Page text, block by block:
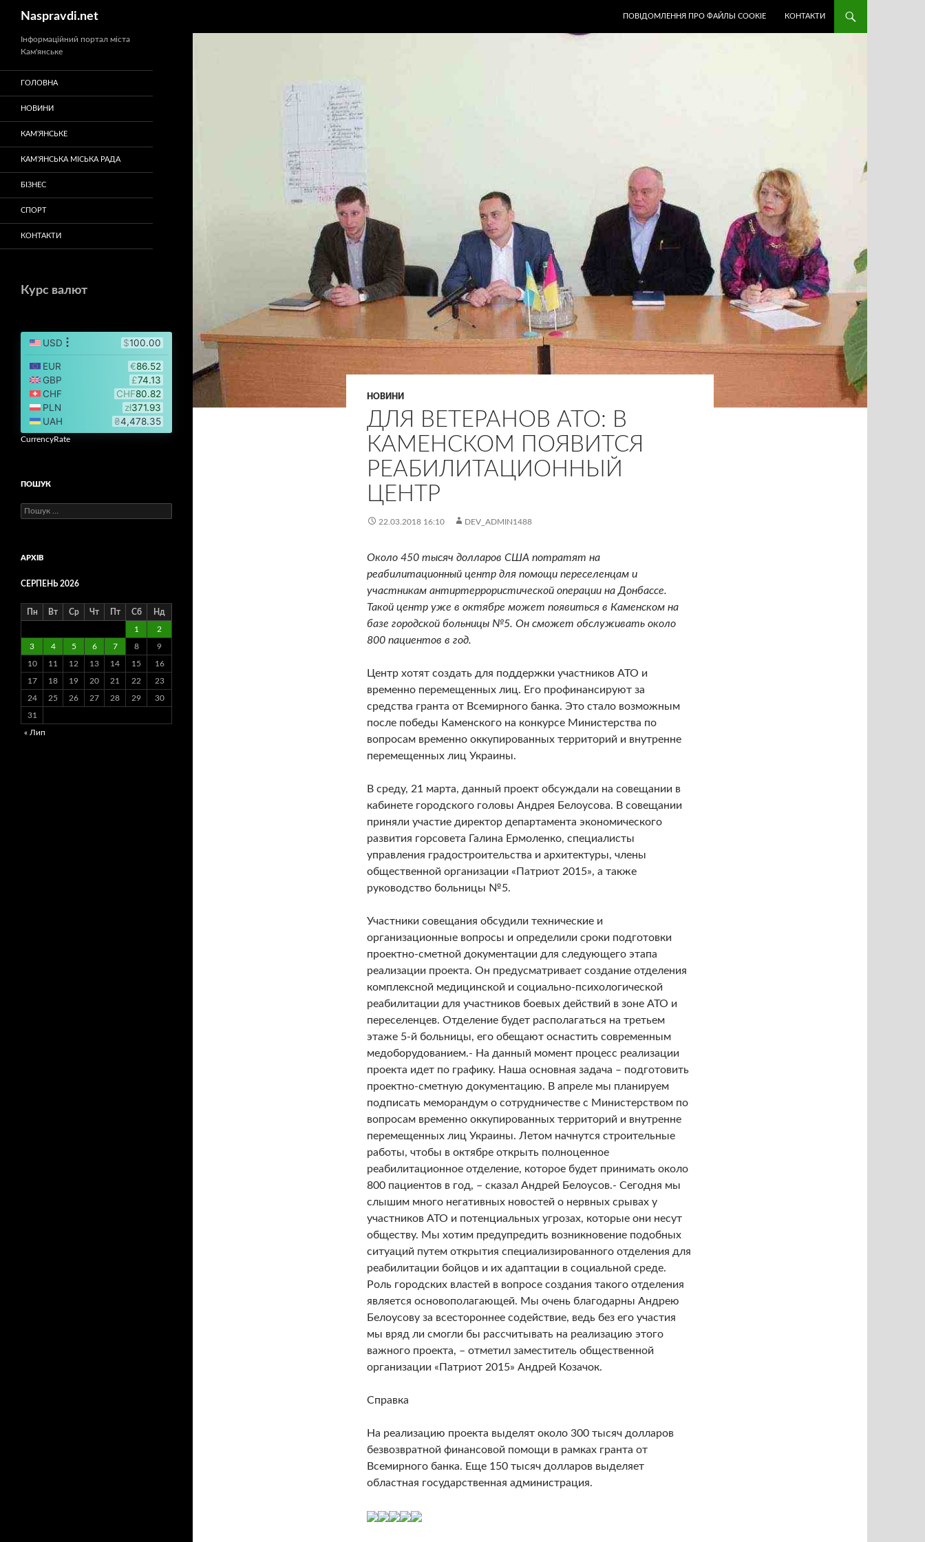
Перейти
вмісту
Naspravdi.net ПОВІДОМЛЕННЯ ПРО ФАЙЛЫ COOKIE КОНТАКТИ
НОВИНИ
ДЛЯ ВЕТЕРАНОВ АТО: В
КАМЕНСКОМ ПОЯВИТСЯ
РЕАБИЛИТАЦИОННЫЙ
ЦЕНТР
22.03.2018 16:10 DEV_ADMIN1488
Около 450 тысяч долларов США потратят на
реабилитационный центр для помощи переселенцам и
участникам антиртеррористической операции на Донбассе.
Такой центр уже в октябре может появиться в Каменском на
базе городской больницы №5. Он сможет обслуживать около
800 пациентов в год.
Центр хотят создать для поддержки участников АТО и
временно перемещенных лиц. Его профинансируют за
средства гранта от Всемирного банка. Это стало возможным
после победы Каменского на конкурсе Министерства по
вопросам временно оккупированных территорий и внутренне
перемещенных лиц Украины.
В среду, 21 марта, данный проект обсуждали на совещании в
кабинете городского головы Андрея Белоусова. В совещании
приняли участие директор департамента экономического
развития горсовета Галина Ермоленко, специалисты
управления градостроительства и архитектуры, члены
общественной организации «Патриот 2015», а также
руководство больницы №5.
Участники совещания обсудили технические и
организационные вопросы и определили сроки подготовки
проектно-сметной документации для следующего этапа
реализации проекта. Он предусматривает создание отделения
комплексной медицинской и социально-психологической
реабилитации для участников боевых действий в зоне АТО и
переселенцев. Отделение будет располагаться на третьем
этаже 5-й больницы, его обещают оснастить современным
медоборудованием.- На данный момент процесс реализации
проекта идет по графику. Наша основная задача – подготовить
проектно-сметную документацию. В апреле мы планируем
подписать меморандум о сотрудничестве с Министерством по
вопросам временно оккупированных территорий и внутренне
перемещенных лиц Украины. Летом начнутся строительные
работы, чтобы в октябре открыть полноценное
реабилитационное отделение, которое будет принимать около
800 пациентов в год, – сказал Андрей Белоусов.- Сегодня мы
слышим много негативных новостей о нервных срывах у
участников АТО и потенциальных угрозах, которые они несут
обществу. Мы хотим предупредить возникновение подобных
ситуаций путем открытия специализированного отделения для
реабилитации бойцов и их адаптации в социальной среде.
Роль городских властей в вопросе создания такого отделения
является основополагающей. Мы очень благодарны Андрею
Белоусову за всестороннее содействие, ведь без его участия
мы вряд ли смогли бы рассчитывать на реализацию этого
важного проекта, – отметил заместитель общественной
организации «Патриот 2015» Андрей Козачок.
Справка
На реализацию проекта выделят около 300 тысяч долларов
безвозвратной финансовой помощи в рамках гранта от
Всемирного банка. Еще 150 тысяч долларов выделяет
областная государственная администрация.
Інформаційний портал міста
Кам'янське
ГОЛОВНА
НОВИНИ
КАМ’ЯНСЬКЕ
КАМ’ЯНСЬКА МІСЬКА РАДА
БІЗНЕС
СПОРТ
КОНТАКТИ
Курс валют
CurrencyRate
ПОШУК
Пошук:
АРХІВ
СЕРПЕНЬ 2026
Пн Вт Ср Чт Пт Сб Нд
1 2
3 4 5 6 7 8 9
10 11 12 13 14 15 16
17 18 19 20 21 22 23
24 25 26 27 28 29 30
31
« Лип